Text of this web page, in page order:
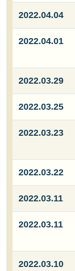
2022.04.04
2022.04.01
2022.03.29
2022.03.25
2022.03.23
2022.03.22
2022.03.11
2022.03.11
2022.03.10